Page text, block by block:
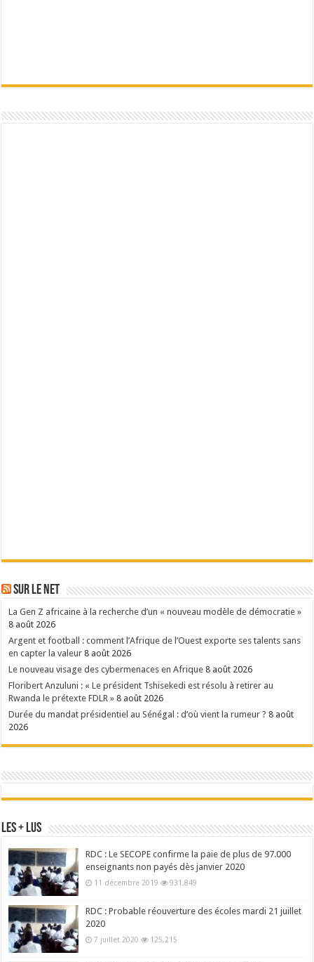
Sur le Net
La Gen Z africaine à la recherche d’un « nouveau modèle de démocratie »
8 août 2026
Argent et football : comment l’Afrique de l’Ouest exporte ses talents sans
en capter la valeur 8 août 2026
Le nouveau visage des cybermenaces en Afrique 8 août 2026
Floribert Anzuluni : « Le président Tshisekedi est résolu à retirer au
Rwanda le prétexte FDLR » 8 août 2026
Durée du mandat présidentiel au Sénégal : d’où vient la rumeur ? 8 août
2026
Les + Lus
RDC : Le SECOPE confirme la paie de plus de 97.000
enseignants non payés dès janvier 2020
11 décembre 2019 931,849
RDC : Probable réouverture des écoles mardi 21 juillet
2020
7 juillet 2020 125,215